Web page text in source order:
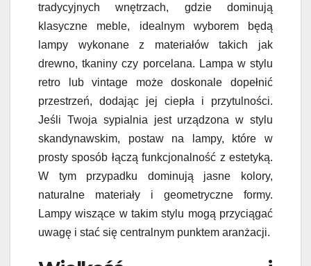
tradycyjnych wnętrzach, gdzie dominują
klasyczne meble, idealnym wyborem będą
lampy wykonane z materiałów takich jak
drewno, tkaniny czy porcelana. Lampa w stylu
retro lub vintage może doskonale dopełnić
przestrzeń, dodając jej ciepła i przytulności.
Jeśli Twoja sypialnia jest urządzona w stylu
skandynawskim, postaw na lampy, które w
prosty sposób łączą funkcjonalność z estetyką.
W tym przypadku dominują jasne kolory,
naturalne materiały i geometryczne formy.
Lampy wiszące w takim stylu mogą przyciągać
uwagę i stać się centralnym punktem aranżacji.